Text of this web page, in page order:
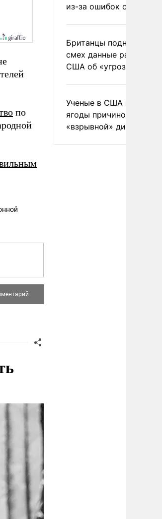
по
из-за ошибок
Британцы подняли на
смех данные разведки
США об «угрозе
Ученые в США назвали
ягоды причиной
«взрывной» диареи